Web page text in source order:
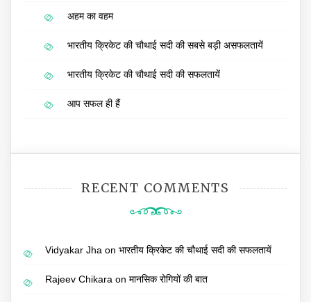
अहम का वहम
भारतीय क्रिकेट की चौथाई सदी की सबसे बड़ी असफलतायें
भारतीय क्रिकेट की चौथाई सदी की सफलतायें
आप सफल ही हैं
RECENT COMMENTS
Vidyakar Jha on भारतीय क्रिकेट की चौथाई सदी की सफलतायें
Rajeev Chikara on मानसिक रोगियों की बात